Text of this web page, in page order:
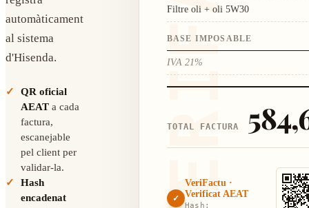
automàticament
al sistema
d'Hisenda.
QR oficial
AEAT a cada
factura,
escanejable
pel client per
validar-la.
Hash
encadenat
Filtre oli + oli 5W30
BASE IMPOSABLE
IVA 21%
TOTAL FACTURA
✓
VeriFactu ·
Verificat AEAT
Hash: